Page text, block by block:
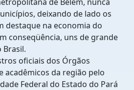
deixando de lado os
destaque na economia do
conseqüência, uns de grande
Brasil.
oficiais dos Órgãos
acadêmicos da região pelo
Federal do Estado do Pará